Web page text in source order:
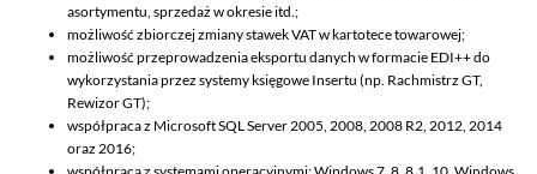
asortymentu, sprzedaż w okresie itd.;
możliwość zbiorczej zmiany stawek VAT w kartotece towarowej;
możliwość przeprowadzenia eksportu danych w formacie EDI++ do
wykorzystania przez systemy księgowe Insertu (np. Rachmistrz GT,
Rewizor GT);
współpraca z Microsoft SQL Server 2005, 2008, 2008 R2, 2012, 2014
oraz 2016;